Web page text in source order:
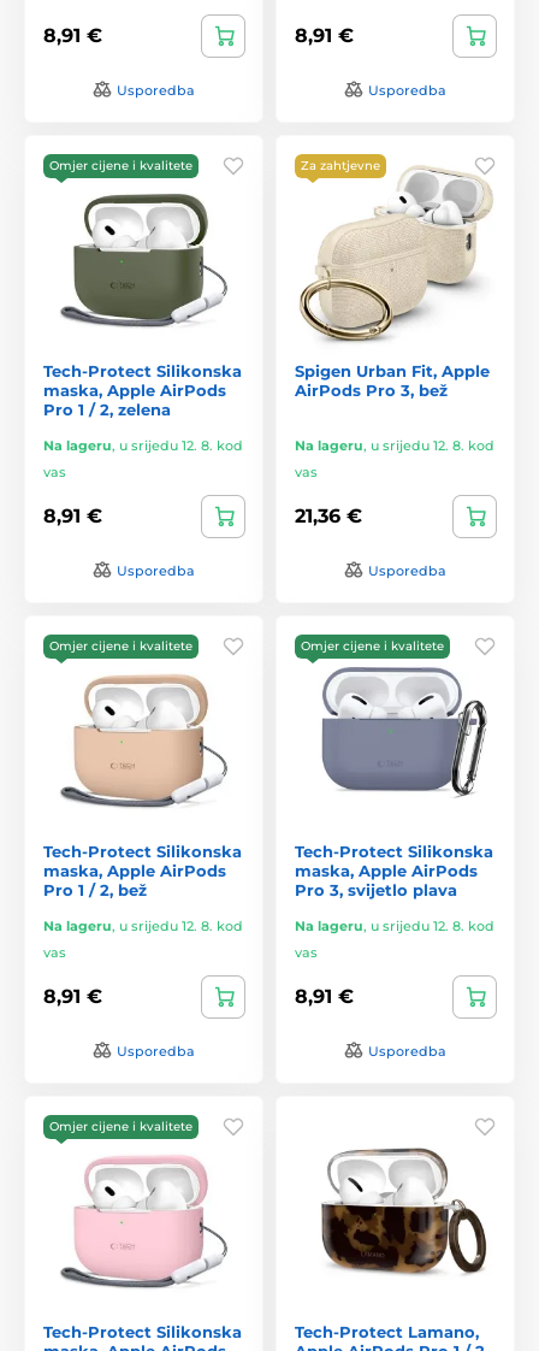
8,91 €
Usporedba
8,91 €
Usporedba
Omjer cijene i kvalitete
Tech-Protect Silikonska
maska, Apple AirPods
Pro 1 / 2, zelena
Na lageru, u srijedu 12. 8. kod
vas
8,91 €
Usporedba
Za zahtjevne
Spigen Urban Fit, Apple
AirPods Pro 3, bež
Na lageru, u srijedu 12. 8. kod
vas
21,36 €
Usporedba
Omjer cijene i kvalitete
Tech-Protect Silikonska
maska, Apple AirPods
Pro 1 / 2, bež
Na lageru, u srijedu 12. 8. kod
vas
8,91 €
Usporedba
Omjer cijene i kvalitete
Tech-Protect Silikonska
maska, Apple AirPods
Pro 3, svijetlo plava
Na lageru, u srijedu 12. 8. kod
vas
8,91 €
Usporedba
Omjer cijene i kvalitete
Tech-Protect Silikonska
Tech-Protect Lamano,